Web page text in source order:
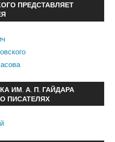
ПРЕДСТАВЛЯЕТ
ИМ. А. П. ГАЙДАРА
ПИСАТЕЛЯХ